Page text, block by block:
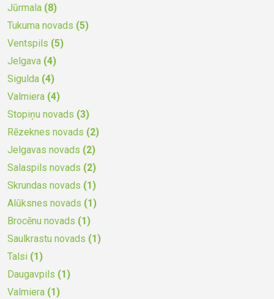
Jūrmala (8)
Tukuma novads (5)
Ventspils (5)
Jelgava (4)
Sigulda (4)
Valmiera (4)
Stopiņu novads (3)
Rēzeknes novads (2)
Jelgavas novads (2)
Salaspils novads (2)
Skrundas novads (1)
Alūksnes novads (1)
Brocēnu novads (1)
Saulkrastu novads (1)
Talsi (1)
Daugavpils (1)
Valmiera (1)